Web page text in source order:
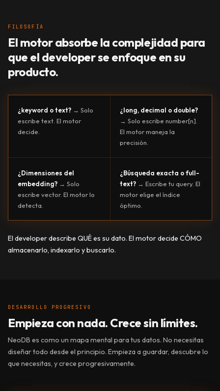
FILOSOFÍA
El motor absorbe la complejidad para
que el developer se enfoque en su
producto.
¿keyword o text? → Solo
escribe text. El motor
decide.
¿long, decimal o double?
→ Solo escribe number[n].
El motor maneja la
precisión.
¿Dimensiones del
embedding? → Solo
escribe vector. El motor lo
detecta.
¿Búsqueda exacta o full-
text? → Escribe tu query. El
motor elige el índice
óptimo.
El developer describe QUÉ es su dato. El motor decide CÓMO
almacenarlo, indexarlo y buscarlo.
DESARROLLO PROGRESIVO
Empieza con nada. Crece sin límites.
NeoDB es como un mapa mental para tus datos. No necesitas
diseñar todo desde el principio. Empieza a guardar, descubre lo
que necesitas, y crece progresivamente.